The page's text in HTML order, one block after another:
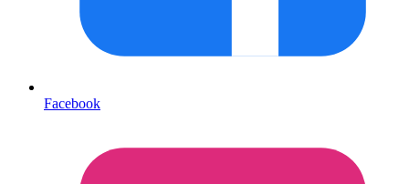
Facebook